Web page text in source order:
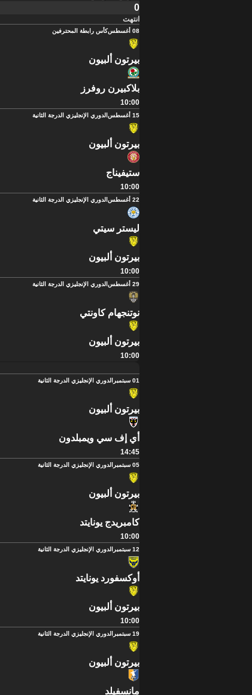
0
انتهت
08 أغسطس كأس رابطة المحترفين
بيرتون ألبيون
بلاكبيرن روفرز
10:00
15 أغسطس الدوري الإنجليزي الدرجة الثانية
بيرتون ألبيون
ستيفيناج
10:00
22 أغسطس الدوري الإنجليزي الدرجة الثانية
ليستر سيتي
بيرتون ألبيون
10:00
29 أغسطس الدوري الإنجليزي الدرجة الثانية
نوتنجهام كاونتي
بيرتون ألبيون
10:00
01 سبتمبر الدوري الإنجليزي الدرجة الثانية
بيرتون ألبيون
أي إف سي ويمبلدون
14:45
05 سبتمبر الدوري الإنجليزي الدرجة الثانية
بيرتون ألبيون
كامبريدج يونايتد
10:00
12 سبتمبر الدوري الإنجليزي الدرجة الثانية
أوكسفورد يونايتد
بيرتون ألبيون
10:00
19 سبتمبر الدوري الإنجليزي الدرجة الثانية
بيرتون ألبيون
مانسفيلد